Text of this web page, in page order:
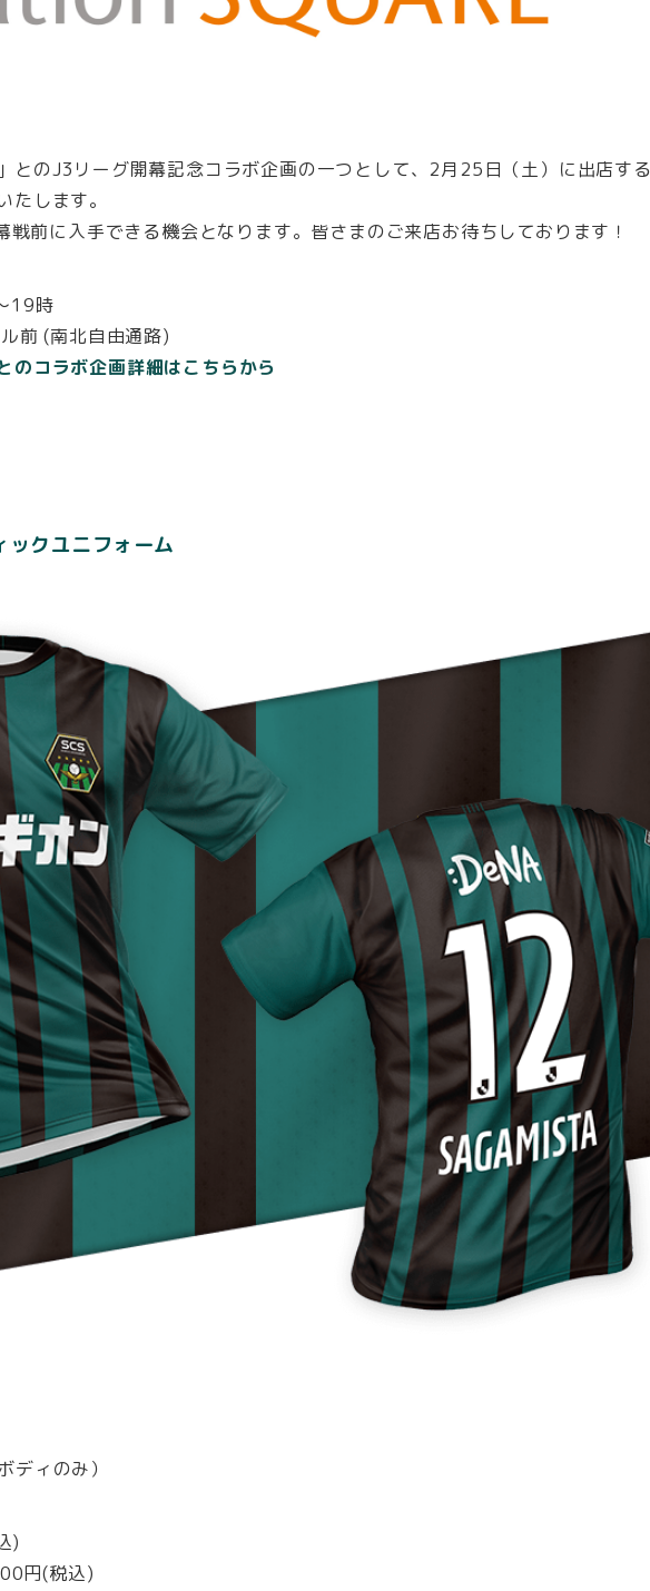
とのJ3リーグ開幕記念コラボ企画の一つとして、2月25日（土）に出店す
します。
前に入手できる機会となります。皆さまのご来店お待ちしております！
19時
前 (南北自由通路)
コラボ企画詳細はこちらから
クユニフォーム
ディのみ）
)
円(税込)